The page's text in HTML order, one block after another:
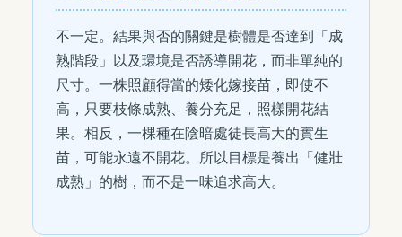
不一定。結果與否的關鍵是樹體是否達到「成
熟階段」以及環境是否誘導開花，而非單純的
尺寸。一株照顧得當的矮化嫁接苗，即使不
高，只要枝條成熟、養分充足，照樣開花結
果。相反，一棵種在陰暗處徒長高大的實生
苗，可能永遠不開花。所以目標是養出「健壯
成熟」的樹，而不是一味追求高大。